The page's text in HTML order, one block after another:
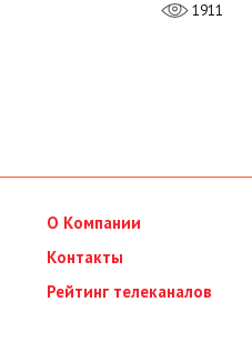
1911
О Компании
Контакты
Рейтинг телеканалов